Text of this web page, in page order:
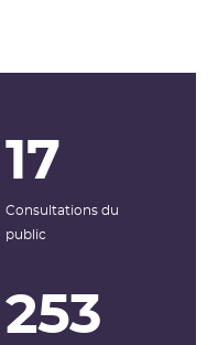
17
Consultations du
public
253